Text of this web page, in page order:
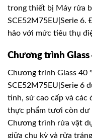
trong thiết bị Máy rửa
SCE52M75EU|Serie 6.
hảo với mức tiêu thụ
Chương trình Glass
Chương trình Glass 40
SCE52M75EU|Serie 6
tinh, sứ cao cấp và các
thực phẩm tươi còn dư
Chương trình rửa vật
giữa chu kỳ và rửa